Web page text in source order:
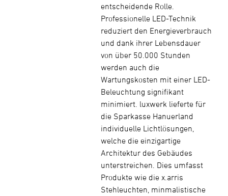
entscheidende Rolle.
Professionelle LED-Technik
reduziert den Energieverbrauch
und dank ihrer Lebensdauer
von über 50.000 Stunden
werden auch die
Wartungskosten mit einer LED-
Beleuchtung signifikant
minimiert. luxwerk lieferte für
die Sparkasse Hanuerland
individuelle Lichtlösungen,
welche die einzigartige
Architektur des Gebäudes
unterstreichen. Dies umfasst
Produkte wie die x.arris
Stehleuchten, minmalistische